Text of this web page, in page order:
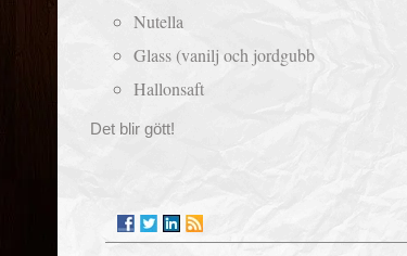
Nutella
Glass (vanilj och jordgubb
Hallonsaft
Det blir gött!